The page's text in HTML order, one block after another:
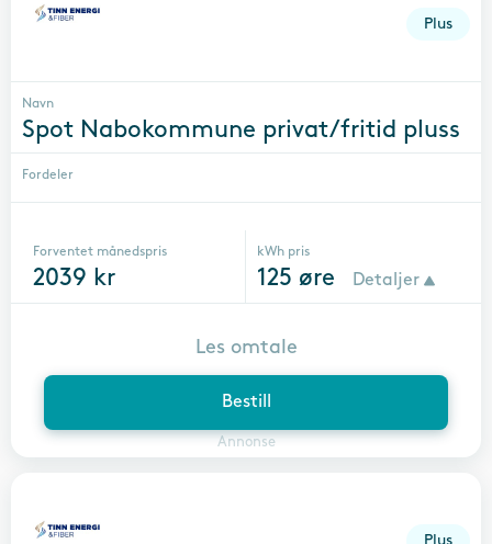
Plus
Navn
Spot Nabokommune privat/fritid pluss
Fordeler
Forventet månedspris
2039 kr
kWh pris
125 øre Detaljer
Bestill
Annonse
Les omtale
Plus